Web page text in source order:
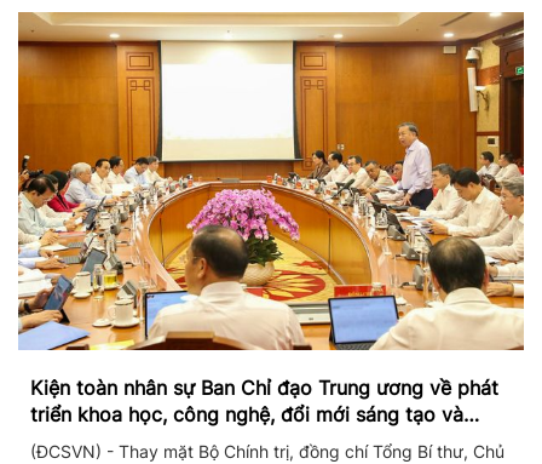
Kiện toàn nhân sự Ban Chỉ đạo Trung ương về phát
triển khoa học, công nghệ, đổi mới sáng tạo và
chuyển đổi số
(ĐCSVN) - Thay mặt Bộ Chính trị, đồng chí Tổng Bí thư, Chủ